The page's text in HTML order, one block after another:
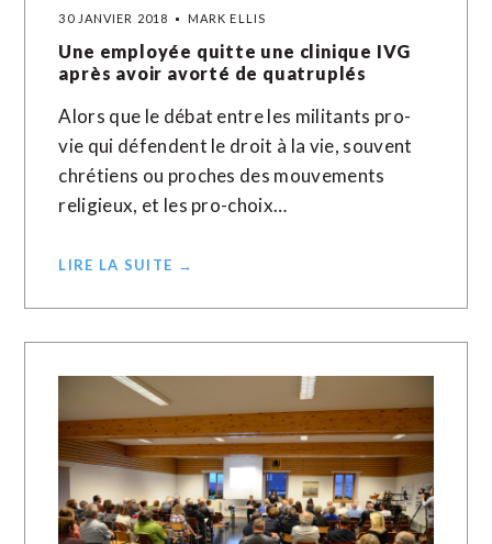
30 JANVIER 2018 MARK ELLIS
Une employée quitte une clinique IVG
après avoir avorté de quatruplés
Alors que le débat entre les militants pro-
vie qui défendent le droit à la vie, souvent
chrétiens ou proches des mouvements
religieux, et les pro-choix…
LIRE LA SUITE →